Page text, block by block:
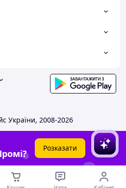
України, 2008-2026
Розказати